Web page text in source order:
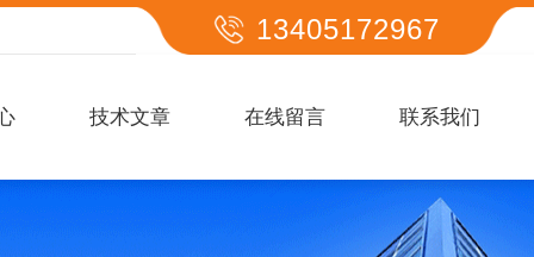
13405172967
技术文章 在线留言 联系我们